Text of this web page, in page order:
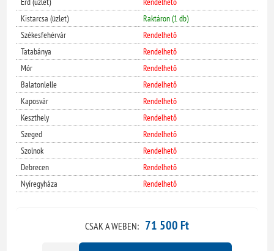
Kistarcsa (üzlet)
Raktáron (1 db)
Székesfehérvár
Rendelhető
Tatabánya
Rendelhető
Mór
Rendelhető
Balatonlelle
Rendelhető
Kaposvár
Rendelhető
Keszthely
Rendelhető
Szeged
Rendelhető
Szolnok
Rendelhető
Debrecen
Rendelhető
Nyíregyháza
Rendelhető
CSAK A WEBEN: 71 500 Ft